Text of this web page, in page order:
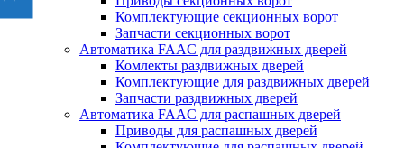
Комплектующие секционных ворот
Запчасти секционных ворот
Автоматика FAAC для раздвижных дверей
Комлекты раздвижных дверей
Комплектующие для раздвижных дверей
Запчасти раздвижных дверей
Автоматика FAAC для распашных дверей
Приводы для распашных дверей